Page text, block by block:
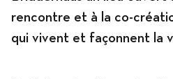
rencontre et à la co-
qui vivent et façonnent la